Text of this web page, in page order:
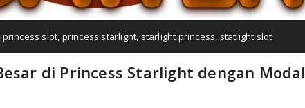
princess slot, princess starlight, starlight princess, statlight slot
di Princess Starlight dengan Modal